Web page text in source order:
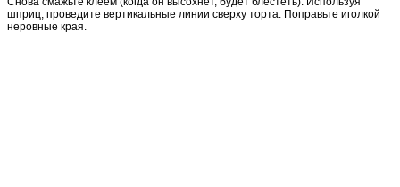
шприц, проведите вертикальные линии сверху торта. Поправьте иголкой
неровные края.